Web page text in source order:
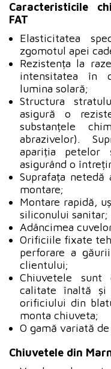
Caracteristicile
FAT
Elasticitatea
zgomotul apei
Rezistența la
intensitatea în
lumina solară;
Structura
asigură o
substanțele
abrazivelor).
apariția petelor
asigurând o
Suprafața
montare;
Montare rapidă,
siliconului sanitar;
Adâncimea
Orificiile fixate
perforare a
clientului;
Chiuvetele
calitate înaltă și
orificiului din
monta chiuveta;
O gamă variată
Chiuvetele din